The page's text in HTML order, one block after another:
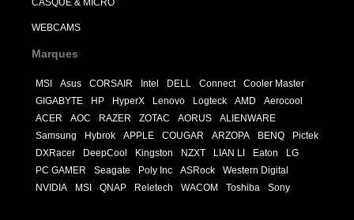
CASQUE & MICRO
WEBCAMS
Marques
MSI Asus CORSAIR Intel DELL Connect
Cooler Master
GIGABYTE
HP HyperX Lenovo Logteck AMD
Aerocool
ACER
AOC RAZER ZOTAC AORUS
ALIENWARE
Samsung
Hybrok APPLE COUGAR ARZOPA BENQ
Pictek
DXRacer
DeepCool Kingston NZXT LIAN LI Eaton
LG
PC GAMER
Seagate Poly Inc ASRock
Western Digital
NVIDIA
MSI QNAP Reletech WACOM Toshiba Sony